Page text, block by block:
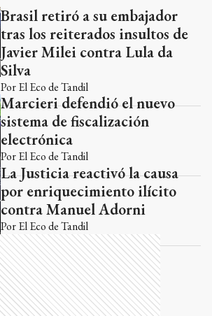
Brasil retiró a su embajador
tras los reiterados insultos de
Javier Milei contra Lula da
Silva
PorEl Eco de Tandil
Marcieri defendió el nuevo
sistema de fiscalización
electrónica
PorEl Eco de Tandil
La Justicia reactivó la causa
por enriquecimiento ilícito
contra Manuel Adorni
PorEl Eco de Tandil